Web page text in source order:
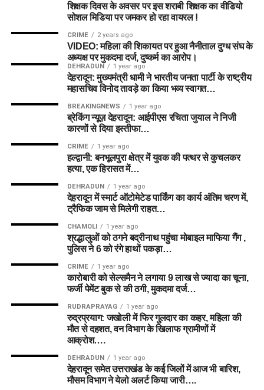
शिक्षक दिवस के अवसर पर इस शराबी शिक्षक का वीडियो
सोशल मिडिया पर जमकर हो रहा वायरल !
CRIME 2 years ago
VIDEO: महिला की शिकायत पर हुआ नैनीताल दुग्ध संघ के
अध्यक्ष पर मुकदमा दर्ज, दुष्कर्म का आरोप।
DEHRADUN 1 year ago
देहरादून: मुख्यमंत्री धामी ने भारतीय जनता पार्टी के राष्ट्रीय
महासचिव विनोद तावड़े का किया भव्य स्वागत…
BREAKINGNEWS 1 year ago
ब्रेकिंग न्यूज़ देहरादून: आईपीएस रचिता जुयाल ने निजी
कारणों से दिया इस्तीफा…
CRIME 1 year ago
हल्द्वानी: बनभूलपुरा क्षेत्र में युवक की पत्थर से कुचलकर
हत्या, एक हिरासत में…
DEHRADUN 1 year ago
देहरादून में स्मार्ट ऑटोमेटेड पार्किंग का कार्य अंतिम चरण में,
ट्रैफिक जाम से मिलेगी राहत…
CHAMOLI 1 year ago
श्रद्धालुओं को ठगने बद्रीनाथ पहुंचा मोबाइल माफिया गैंग ,
पुलिस ने 6 को रंगे हाथों पकड़ा…
CRIME 1 year ago
कारोबारी को सेल्समैन ने लगाया 9 लाख से ज्यादा का चूना,
फर्जी पेमेंट बुक से की ठगी, मुकदमा दर्ज…
RUDRAPRAYAG 1 year ago
रुद्रप्रयाग: जखोली में फिर गुलदार का कहर, महिला की
मौत से दहशत, वन विभाग के खिलाफ ग्रामीणों में
आक्रोश….
DEHRADUN 1 year ago
देहरादून समेत उत्तराखंड के कई जिलों में आज भी बारिश,
मौसम विभाग ने येलो अलर्ट किया जारी….